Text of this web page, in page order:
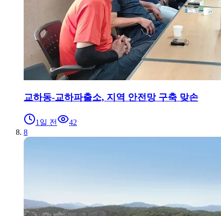
교하동-교하파출소, 지역 안전망 구축 맞손
1일 전
42
8